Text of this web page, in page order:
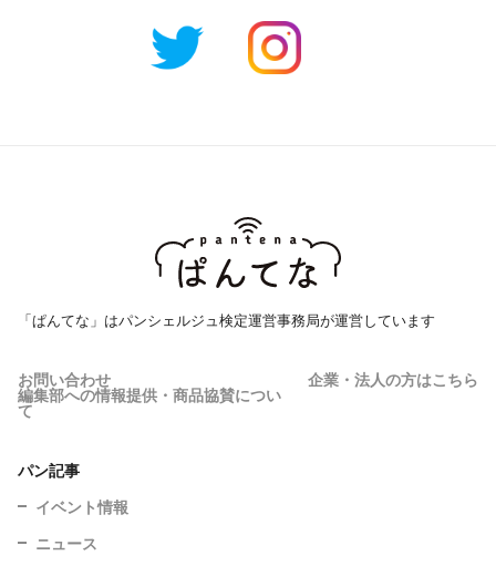
「ぱんてな」はパンシェルジュ検定運営事務局が運営しています
お問い合わせ 企業・法人の方はこちら
編集部への情報提供・商品協賛につい
て
パン記事
イベント情報
ニュース